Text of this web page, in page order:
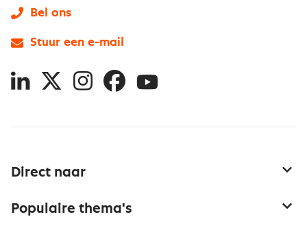
Direct naar
Populaire thema's
Bel ons
Stuur een e-mail
LinkedIn
X InstagramFacebookYouTube